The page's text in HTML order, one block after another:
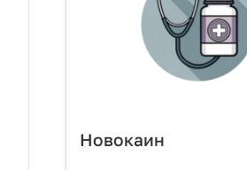
Новокаин